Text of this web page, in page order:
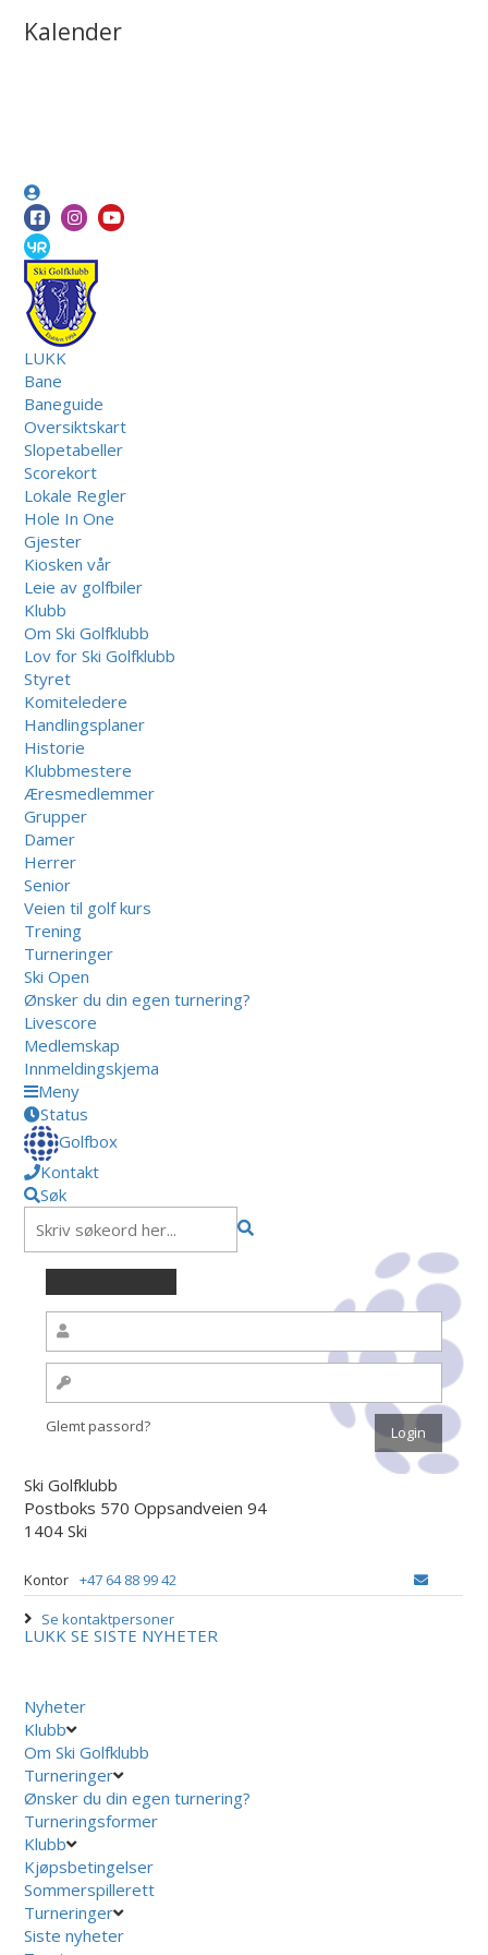
Kalender
LUKK
Bane
Baneguide
Oversiktskart
Slopetabeller
Scorekort
Lokale Regler
Hole In One
Gjester
Kiosken vår
Leie av golfbiler
Klubb
Om Ski Golfklubb
Lov for Ski Golfklubb
Styret
Komiteledere
Handlingsplaner
Historie
Klubbmestere
Æresmedlemmer
Grupper
Damer
Herrer
Senior
Veien til golf kurs
Trening
Turneringer
Ski Open
Ønsker du din egen turnering?
Livescore
Medlemskap
Innmeldingskjema
Meny
Status
Golfbox
Kontakt
Søk
Glemt passord?
Ski Golfklubb
Postboks 570 Oppsandveien 94
1404 Ski
Kontor +47 64 88 99 42
Se kontaktpersoner
LUKK SE SISTE NYHETER
Nyheter
Klubb
Om Ski Golfklubb
Turneringer
Ønsker du din egen turnering?
Turneringsformer
Klubb
Kjøpsbetingelser
Sommerspillerett
Turneringer
Siste nyheter